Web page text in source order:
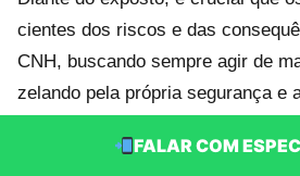
cientes dos riscos e das
CNH, buscando sempre agir de
zelando pela própria segurança e
orientações adicionais, é
FALAR COM